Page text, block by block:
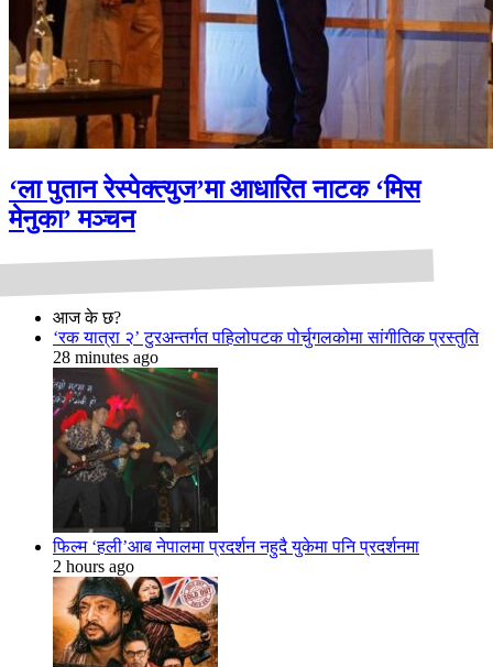
‘ला पुतान रेस्पेक्त्युज’मा आधारित नाटक ‘मिस
मेनुका’ मञ्चन
आज के छ?
‘रक यात्रा २’ टुरअन्तर्गत पहिलोपटक पोर्चुगलकोमा सांगीतिक प्रस्तुति
28 minutes ago
फिल्म ‘हली’आब नेपालमा प्रदर्शन नहुदै युकेमा पनि प्रदर्शनमा
2 hours ago